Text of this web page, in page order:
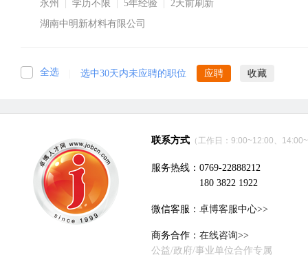
永州 学历不限 5年经验
2天前刷新
湖南中明新材料有限公司
全选 选中30天内未应聘的职位 应聘 收藏
联系方式 （工作日：9:00~12:00、
服务热线：0769-22888212
180 3822 1922
微信客服： 卓博客服中心>>
商务合作： 在线咨询>>
公益/政府/事业单位合作专属